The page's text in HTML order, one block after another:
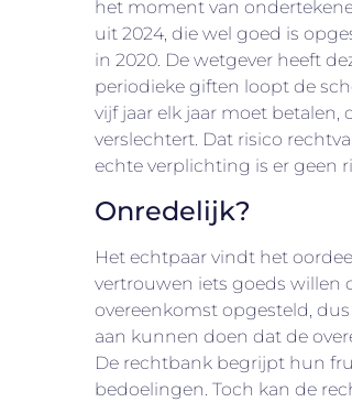
het moment van
uit 2024, die wel goed is
in 2020. De wetgever heeft
periodieke giften loopt de
vijf jaar elk jaar moet betalen,
verslechtert. Dat risico
echte verplichting is er geen
Onredelijk?
Het echtpaar vindt het
vertrouwen iets goeds willen
overeenkomst opgesteld,
aan kunnen doen dat de
De rechtbank begrijpt hun
bedoelingen. Toch kan de